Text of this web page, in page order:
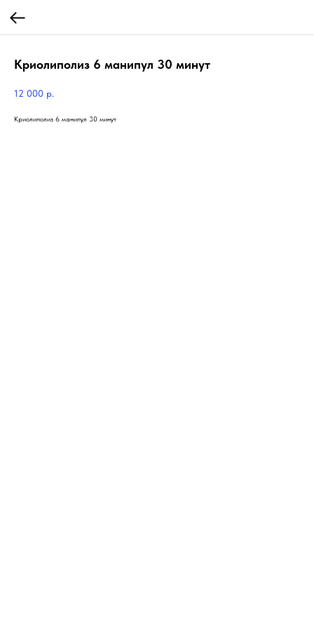
Криолиполиз 6 манипул 30 минут
12 000 р.
Криолиполиз 6 манипул 30 минут